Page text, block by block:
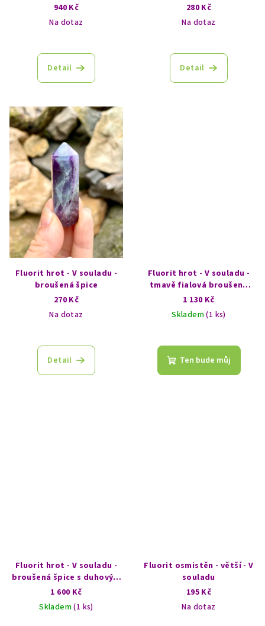
940 Kč
Na dotaz
Detail
280 Kč
Na dotaz
Detail
Fluorit hrot - V souladu -
broušená špice
270 Kč
Na dotaz
Detail
Fluorit hrot - V souladu -
tmavě fialová broušená
špice se světlým hrotem
1 130 Kč
Skladem(1 ks)
Ten bude můj
Fluorit hrot - V souladu -
broušená špice s duhovým
odleskem
1 600 Kč
Skladem(1 ks)
Fluorit osmistěn - větší - V
souladu
195 Kč
Na dotaz